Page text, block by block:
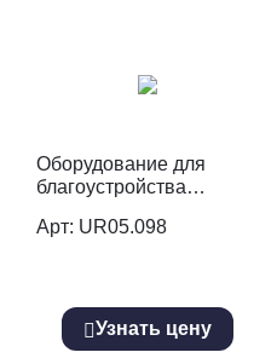
Оборудование для
благоустройства
стенд) UR05.098.S
Арт: UR05.098
Узнать цену